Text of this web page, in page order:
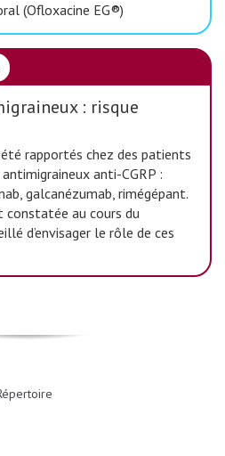
(Ofloxacine EG®)
: risque
rapportés chez des patients
anti-CGRP :
galcanézumab, rimégépant.
constatée au cours du
d’envisager le rôle de ces